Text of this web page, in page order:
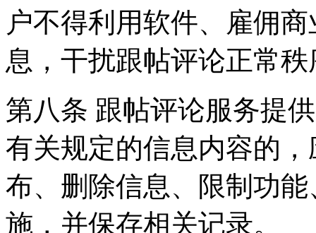
户不得利用软件、雇佣
息，干扰跟帖评论正常
第八条 跟帖评论服务提
有关规定的信息内容的
布、删除信息、限制功
施，并保存相关记录。